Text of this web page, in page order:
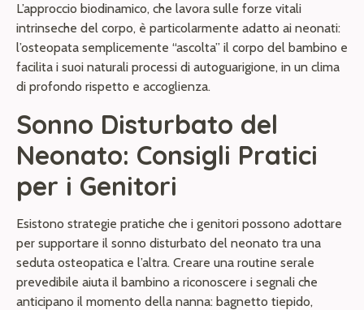
L’approccio biodinamico, che lavora sulle forze vitali
intrinseche del corpo, è particolarmente adatto ai neonati:
l’osteopata semplicemente “ascolta” il corpo del bambino e
facilita i suoi naturali processi di autoguarigione, in un clima
di profondo rispetto e accoglienza.
Sonno Disturbato del
Neonato: Consigli Pratici
per i Genitori
Esistono strategie pratiche che i genitori possono adottare
per supportare il sonno disturbato del neonato tra una
seduta osteopatica e l’altra. Creare una routine serale
prevedibile aiuta il bambino a riconoscere i segnali che
anticipano il momento della nanna: bagnetto tiepido,